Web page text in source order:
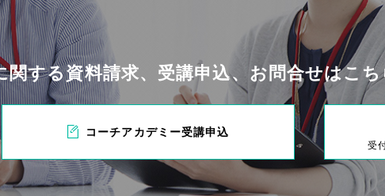
関する資料請求、受講申込、お問合せはこ
コーチアカデミー受講申込
受